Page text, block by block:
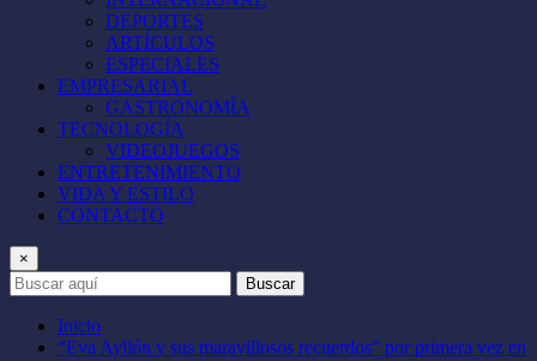
DEPORTES
ARTÍCULOS
ESPECIALES
EMPRESARIAL
GASTRONOMÍA
TECNOLOGÍA
VIDEOJUEGOS
ENTRETENIMIENTO
VIDA Y ESTILO
CONTACTO
×
Buscar
Inicio
“Eva Ayllón y sus maravillosos recuerdos” por primera vez en